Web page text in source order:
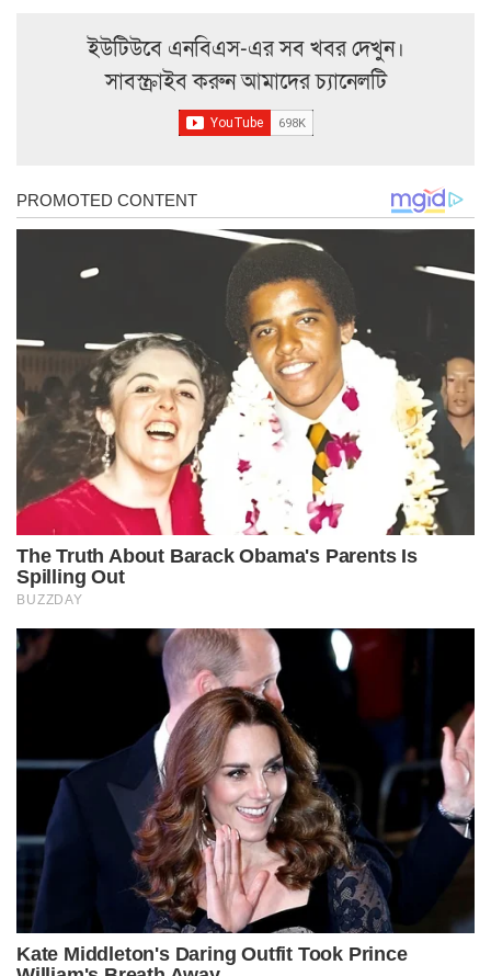
ইউটিউবে এনবিএস-এর সব খবর দেখুন।
সাবস্ক্রাইব করুন আমাদের চ্যানেলটি